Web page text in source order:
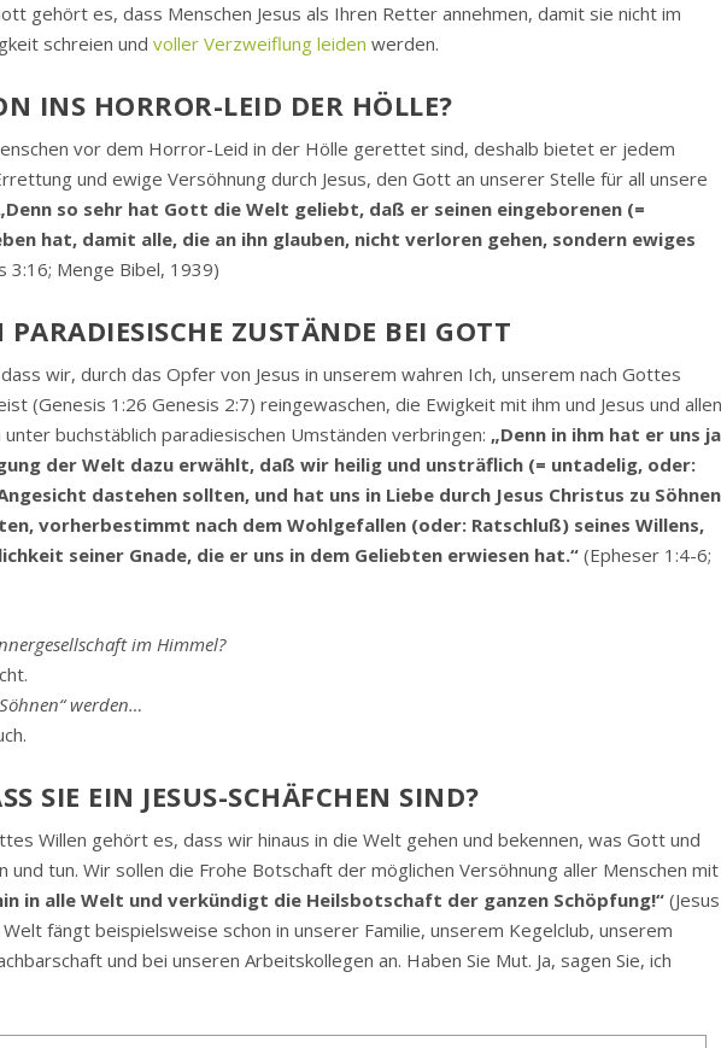
gehört es, dass Menschen Jesus als Ihren Retter annehmen, damit sie nicht im
schreien undvoller Verzweiflung leiden werden.
INS HORROR-LEID DER HÖLLE?
vor dem Horror-Leid in der Hölle gerettet sind, deshalb bietet er jedem
und ewige Versöhnung durch Jesus, den Gott an unserer Stelle für all unsere
so sehr hat Gott die Welt geliebt, daß er seinen eingeborenen (=
hat, damit alle, die an ihn glauben, nicht verloren gehen, sondern ewiges
3:16; Menge Bibel, 1939)
ZUSTÄNDE BEI GOTT
wir, durch das Opfer von Jesus in unserem wahren Ich, unserem nach Gottes
(Genesis 1:26 Genesis 2:7) reingewaschen, die Ewigkeit mit ihm und Jesus und allen
unter buchstäblich paradiesischen Umständen verbringen: „Denn in ihm hat er uns ja
der Welt dazu erwählt, daß wir heilig und unsträflich (= untadelig, oder:
dastehen sollten, und hat uns in Liebe durch Jesus Christus zu
vorherbestimmt nach dem Wohlgefallen (oder: Ratschluß) seines Willens,
seiner Gnade, die er uns in dem Geliebten erwiesen hat.“ (Epheser 1:4-6;
im Himmel?
werden…
SIE EIN JESUS-SCHÄFCHEN SIND?
Willen gehört es, dass wir hinaus in die Welt gehen und bekennen, was Gott und
und tun. Wir sollen die Frohe Botschaft der möglichen Versöhnung aller Menschen mit
in alle Welt und verkündigt die Heilsbotschaft der ganzen Schöpfung!“ (Jesus
fängt beispielsweise schon in unserer Familie, unserem Kegelclub, unserem
und bei unseren Arbeitskollegen an. Haben Sie Mut. Ja, sagen Sie, ich